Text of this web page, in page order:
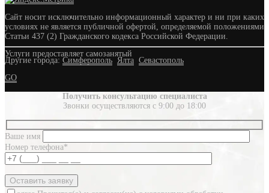
Сайт носит исключительно информационный характер и ни при каких
условиях не является публичной офертой, определяемой положениями
Статьи 437 (2) Гражданского кодекса Российской Федерации.
Услуги предоставляет самозанятый
Другие города: Симферополь Ялта Севастополь
GO
Получить консультацию специалиста
Звонки осуществляются с 9:00 до 18:00
Ваше имя
Номер телефона*